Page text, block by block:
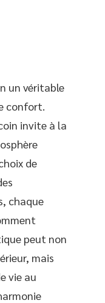
un véritable
confort.
invite à la
de
chaque
peut non
mais
vie au